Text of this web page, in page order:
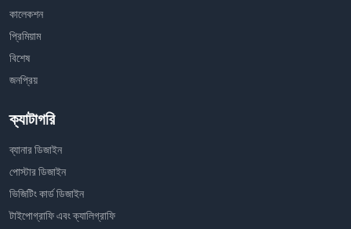
কালেকশন
প্রিমিয়াম
বিশেষ
জনপ্রিয়
ক্যাটাগরি
ব্যানার ডিজাইন
পোস্টার ডিজাইন
ভিজিটিং কার্ড ডিজাইন
টাইপোগ্রাফি এবং ক্যালিগ্রাফি